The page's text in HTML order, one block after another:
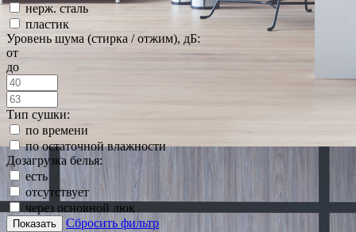
нерж. сталь
пластик
Уровень шума (стирка / отжим), дБ:
от
до
Тип сушки:
по времени
по остаточной влажности
Дозагрузка белья:
есть
отсутствует
через основной люк
Показать Сбросить фильтр